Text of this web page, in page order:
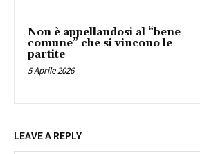
Non è appellandosi al “bene
comune” che si vincono le
partite
5 Aprile 2026
LEAVE A REPLY